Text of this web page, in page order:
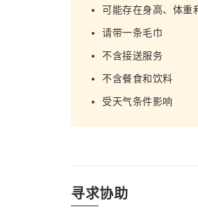
可能存在身高、体重
请带一条毛巾
不含接送服务
不含餐食和饮料
受天气条件影响
寻求协助